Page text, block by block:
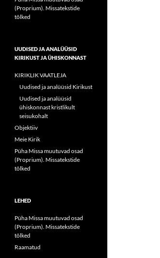
(Proprium). Missatekstide
tõlked
UUDISED JA ANALÜÜSID
KIRIKUST JA ÜHISKONNAST
KIRIKLIK VAATLEJA
Uudised ja analüüsid Kirikust
Uudised ja analüüsid
ühiskonnast kristlikult
seisukohalt
Objektiiv
Meie Kirik
Püha Missa muutuvad osad
(Proprium). Missatekstide
tõlked
LEHED
Püha Missa muutuvad osad
(Proprium). Missatekstide
tõlked
Raamatud